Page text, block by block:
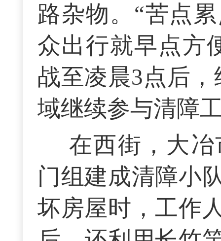
路杂物。“苦点
众出行就早点方
战至凌晨3点后
域继续参与清障
在西街，大
门组建成清障小
坏房屋时，工作